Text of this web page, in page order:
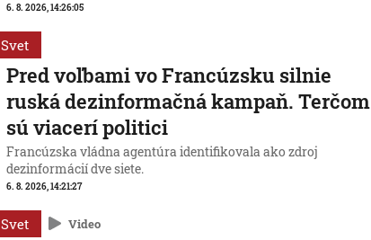
6. 8. 2026, 14:26:05
Svet
Pred voľbami vo Francúzsku silnie
ruská dezinformačná kampaň. Terčom
sú viacerí politici
Francúzska vládna agentúra identifikovala ako zdroj
dezinformácií dve siete.
6. 8. 2026, 14:21:27
Svet Video